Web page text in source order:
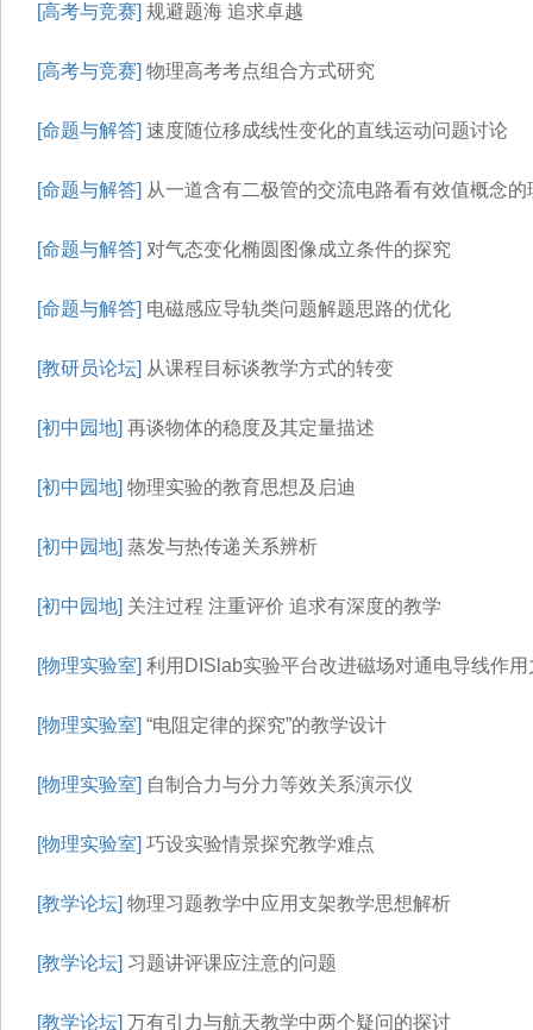
[高考与竞赛] 规避题海 追求卓越
[高考与竞赛] 物理高考考点组合方式研究
[命题与解答] 速度随位移成线性变化的直线运动问题讨论
[命题与解答] 从一道含有二极管的交流电路看有效值概念的
[命题与解答] 对气态变化椭圆图像成立条件的探究
[命题与解答] 电磁感应导轨类问题解题思路的优化
[教研员论坛] 从课程目标谈教学方式的转变
[初中园地] 再谈物体的稳度及其定量描述
[初中园地] 物理实验的教育思想及启迪
[初中园地] 蒸发与热传递关系辨析
[初中园地] 关注过程 注重评价 追求有深度的教学
[物理实验室] 利用DISlab实验平台改进磁场对通电导线作
[物理实验室] “电阻定律的探究”的教学设计
[物理实验室] 自制合力与分力等效关系演示仪
[物理实验室] 巧设实验情景探究教学难点
[教学论坛] 物理习题教学中应用支架教学思想解析
[教学论坛] 习题讲评课应注意的问题
[教学论坛] 万有引力与航天教学中两个疑问的探讨